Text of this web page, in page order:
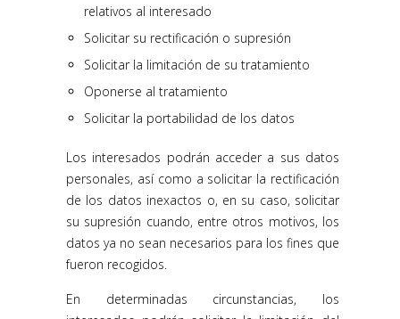
relativos al interesado
Solicitar su rectificación o supresión
Solicitar la limitación de su tratamiento
Oponerse al tratamiento
Solicitar la portabilidad de los datos
Los interesados podrán acceder a sus datos
personales, así como a solicitar la rectificación
de los datos inexactos o, en su caso, solicitar
su supresión cuando, entre otros motivos, los
datos ya no sean necesarios para los fines que
fueron recogidos.
En determinadas circunstancias, los